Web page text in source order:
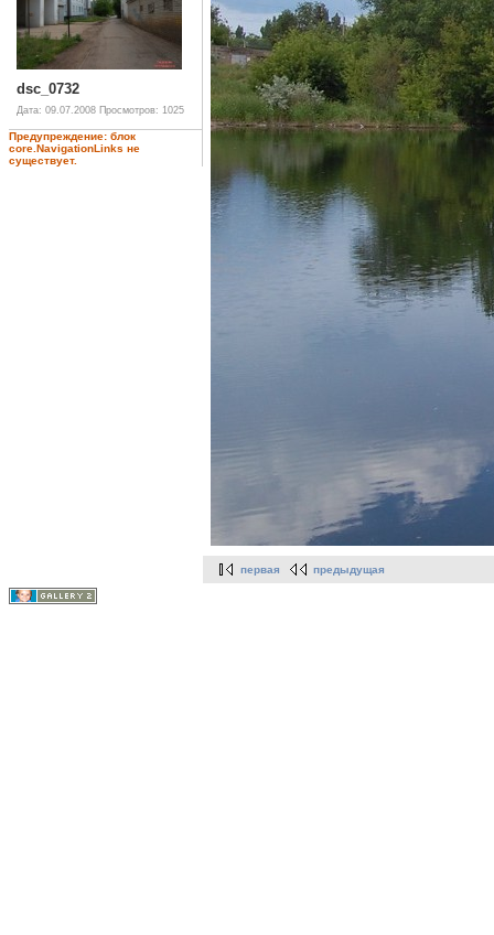
dsc_0732
Дата: 09.07.2008 Просмотров: 1025
Предупреждение: блок
core.NavigationLinks не
существует.
первая предыдущая